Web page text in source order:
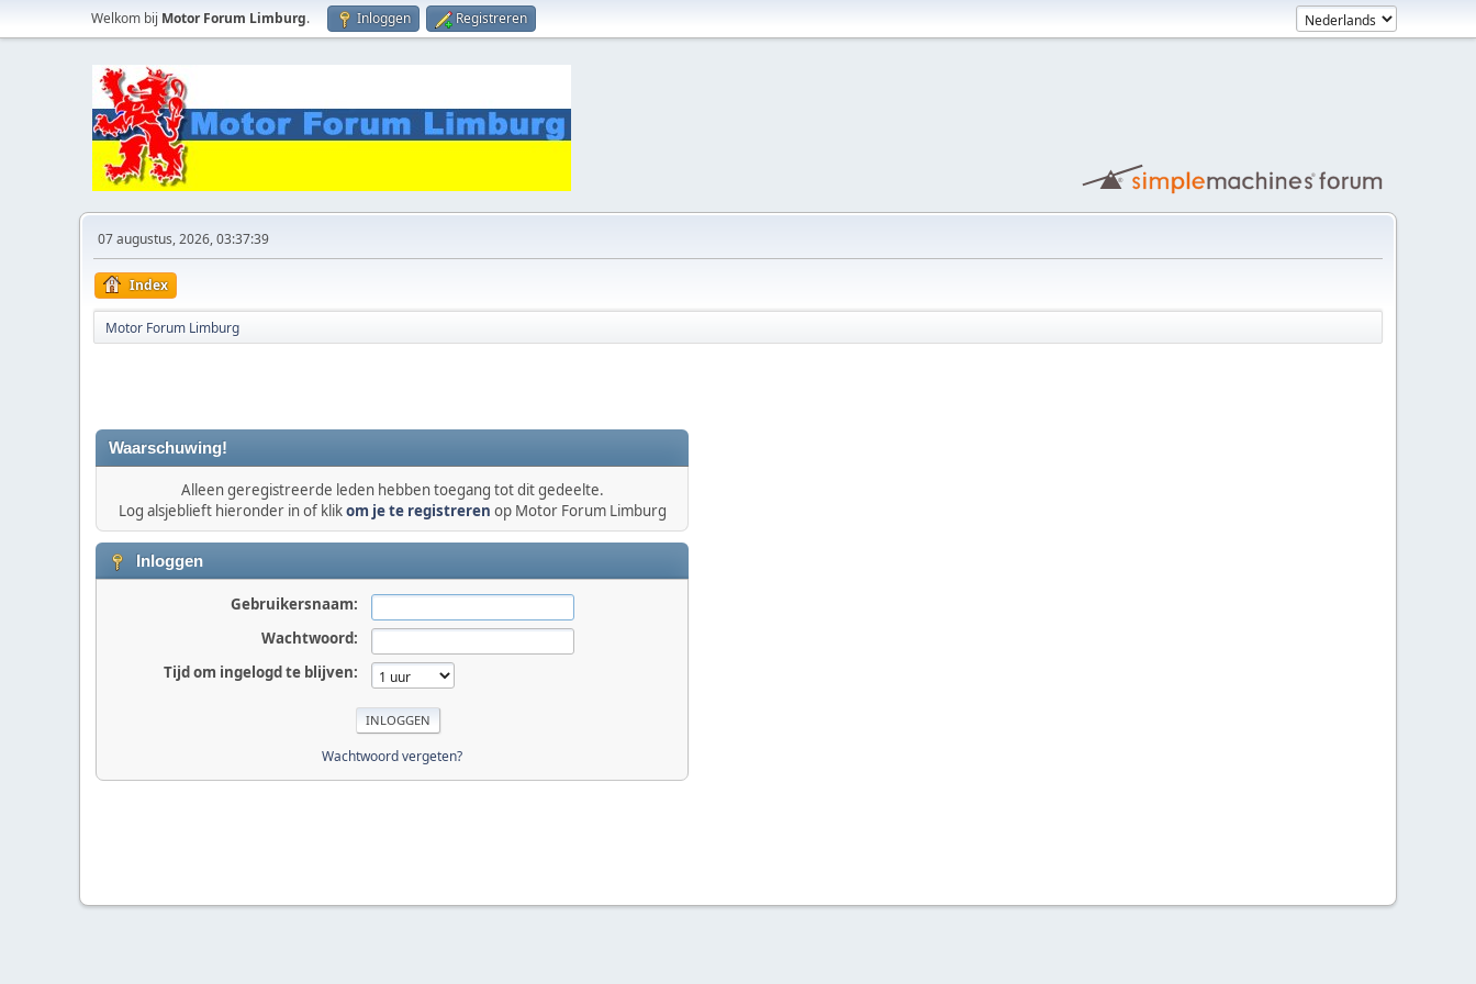
Welkom bij Motor Forum Limburg. Inloggen Registreren
07 augustus, 2026, 03:37:39
Index
Motor Forum Limburg
Waarschuwing!
Alleen geregistreerde leden hebben toegang tot dit gedeelte.
Log alsjeblieft hieronder in of klikom je te registreren op Motor Forum Limburg
Inloggen
Gebruikersnaam:
Wachtwoord:
Tijd om ingelogd te blijven:
Wachtwoord vergeten?